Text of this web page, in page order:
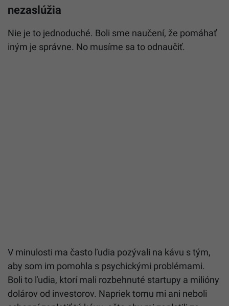
nezaslúžia
Nie je to jednoduché. Boli sme naučení, že pomáhať
iným je správne. No musíme sa to odnaučiť.
V minulosti ma často ľudia pozývali na kávu s tým,
aby som im pomohla s psychickými problémami.
Boli to ľudia, ktorí mali rozbehnuté startupy a milióny
dolárov od investorov. Napriek tomu mi ani neboli